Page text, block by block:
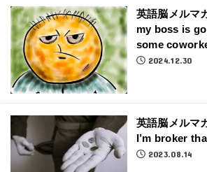
英語脳メルマ
my boss is
some
2024.12.30
英語脳メルマ
I’m broker
2023.08.14